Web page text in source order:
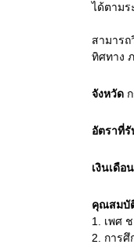
ได้ตามร
สามาร
ทิศทาง
จังหวัด
อัตราที่รั
เงินเดือน
คุณสมบั
1.
เพศ
2.
การศึ